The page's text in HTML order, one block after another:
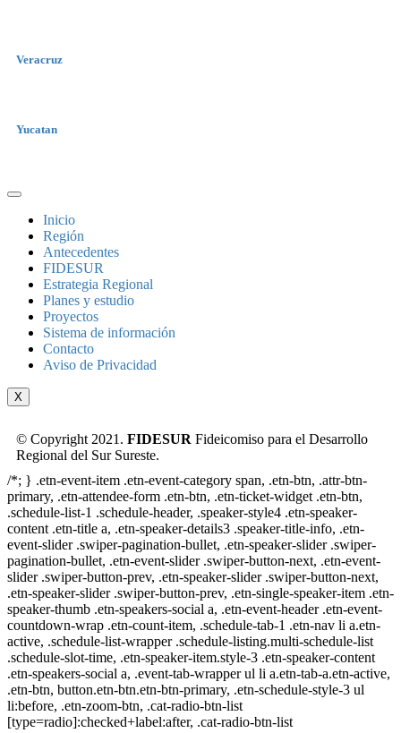
Veracruz
Yucatan
Inicio
Región
Antecedentes
FIDESUR
Estrategia Regional
Planes y estudio
Proyectos
Sistema de información
Contacto
Aviso de Privacidad
X
© Copyright 2021. FIDESUR Fideicomiso para el Desarrollo
Regional del Sur Sureste.
/*; } .etn-event-item .etn-event-category span, .etn-btn, .attr-btn-
primary, .etn-attendee-form .etn-btn, .etn-ticket-widget .etn-btn,
.schedule-list-1 .schedule-header, .speaker-style4 .etn-speaker-
content .etn-title a, .etn-speaker-details3 .speaker-title-info, .etn-
event-slider .swiper-pagination-bullet, .etn-speaker-slider .swiper-
pagination-bullet, .etn-event-slider .swiper-button-next, .etn-event-
slider .swiper-button-prev, .etn-speaker-slider .swiper-button-next,
.etn-speaker-slider .swiper-button-prev, .etn-single-speaker-item .etn-
speaker-thumb .etn-speakers-social a, .etn-event-header .etn-event-
countdown-wrap .etn-count-item, .schedule-tab-1 .etn-nav li a.etn-
active, .schedule-list-wrapper .schedule-listing.multi-schedule-list
.schedule-slot-time, .etn-speaker-item.style-3 .etn-speaker-content
.etn-speakers-social a, .event-tab-wrapper ul li a.etn-tab-a.etn-active,
.etn-btn, button.etn-btn.etn-btn-primary, .etn-schedule-style-3 ul
li:before, .etn-zoom-btn, .cat-radio-btn-list
[type=radio]:checked+label:after, .cat-radio-btn-list